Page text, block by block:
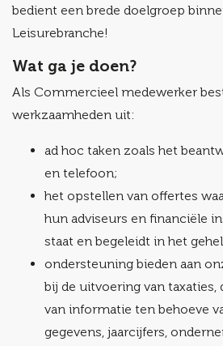
bedient een brede doelgroep
Leisurebranche!
Wat ga je doen?
Als Commercieel medewerker
werkzaamheden uit:
ad hoc taken zoals het
en telefoon;
het opstellen van offertes
hun adviseurs en financiële
staat en begeleidt in het
ondersteuning bieden aan
bij de uitvoering van taxaties,
van informatie ten behoeve
gegevens, jaarcijfers,